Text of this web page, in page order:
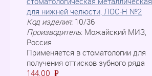
для нижней челюсти, ЛOC-H №2
Код изделия: 10/36
Производитель: Можайский МИЗ,
Россия
Применяется в стоматологии для
получения оттисков зубного ряда
144.00
=
P